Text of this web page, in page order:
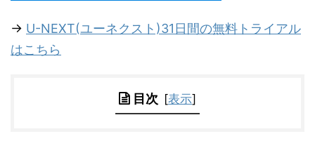
→ U-NEXT(ユーネクスト)31日間の無料トライアル
はこちら
目次 [表示]